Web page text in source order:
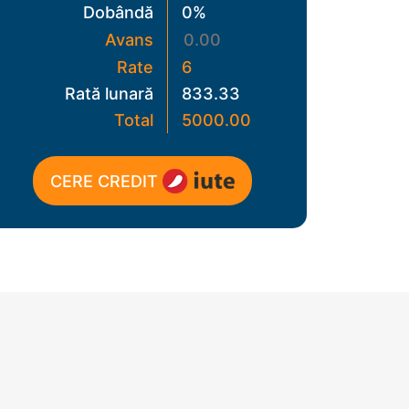
Piese aparate de muls
Cuști pentru iepuri |
prepelițe
Accesorii pentru cuști
Becuri infraroșu | Suport
becuri
Cuști pentru transport
Dobândă
0%
Avans
Rate
6
Rată lunară
833.33
Total
5000.00
CERE CREDIT